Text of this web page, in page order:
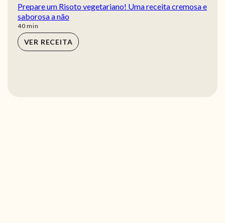
Prepare um Risoto vegetariano! Uma receita cremosa e
saborosa a não
40min
min
VER RECEITA